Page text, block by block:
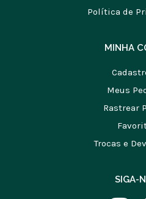
Política de
MINHA
Meus
Rastrear
Trocas e
SIGA-